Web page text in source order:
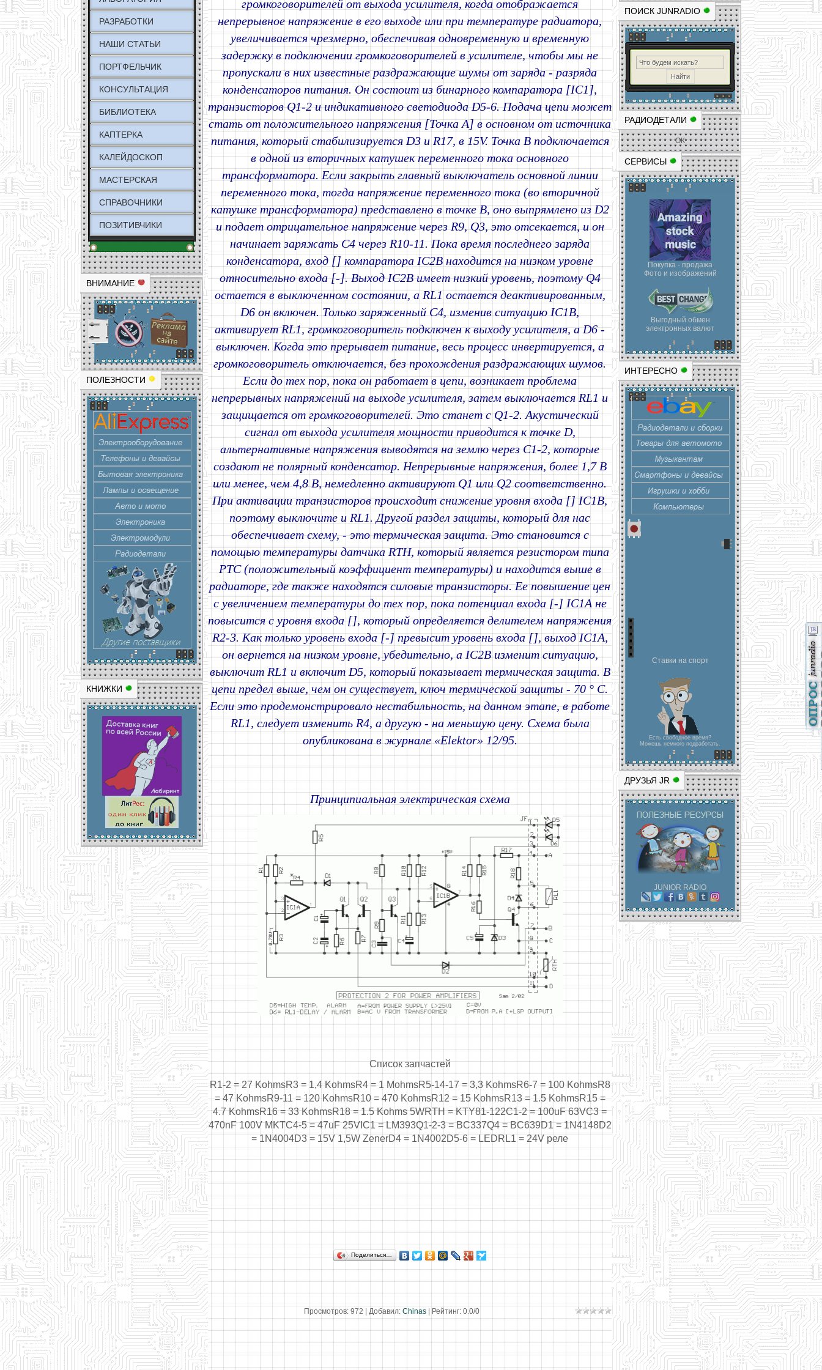
РАЗРАБОТКИ
НАШИ СТАТЬИ
ПОРТФЕЛЬЧИК
КОНСУЛЬТАЦИЯ
БИБЛИОТЕКА
КАПТЕРКА
КАЛЕЙДОСКОП
МАСТЕРСКАЯ
СПРАВОЧНИКИ
ПОЗИТИВЧИКИ
ВНИМАНИЕ
ПОЛЕЗНОСТИ
КНИЖКИ
ПОИСК JUNRADIO
РАДИОДЕТАЛИ
ОК
СЕРВИСЫ
Покупка - продажа
Фото и изображений
Выгодный обмен
электронных валют
ИНТЕРЕСНО
Ставки на спорт
Есть свободное время?
Можешь немного подработать.
ДРУЗЬЯ JR
JUNIOR RADIO
громкоговорителей от выхода усилителя, когда отображается
непрерывное напряжение в его выходе или при температуре радиатора,
увеличивается чрезмерно, обеспечивая одновременную и временную
задержку в подключении громкоговорителей в усилителе, чтобы мы не
пропускали в них известные раздражающие шумы от заряда - разряда
конденсаторов питания. Он состоит из бинарного компаратора [IC1],
транзисторов Q1-2 и индикативного светодиода D5-6. Подача цепи может
стать от положительного напряжения [Точка A] в основном от источника
питания, который стабилизируется D3 и R17, в 15V. Точка B подключается
в одной из вторичных катушек переменного тока основного
трансформатора. Если закрыть главный выключатель основной линии
переменного тока, тогда напряжение переменного тока (во вторичной
катушке трансформатора) представлено в точке B, оно выпрямлено из D2
и подает отрицательное напряжение через R9, Q3, это отсекается, и он
начинает заряжать C4 через R10-11. Пока время последнего заряда
конденсатора, вход [] компаратора IC2B находится на низком уровне
относительно входа [-]. Выход IC2B имеет низкий уровень, поэтому Q4
остается в выключенном состоянии, а RL1 остается деактивированным,
D6 он включен. Только заряженный C4, изменив ситуацию IC1B,
активирует RL1, громкоговоритель подключен к выходу усилителя, а D6 -
выключен. Когда это прерывает питание, весь процесс инвертируется, а
громкоговоритель отключается, без прохождения раздражающих шумов.
Если до тех пор, пока он работает в цепи, возникает проблема
непрерывных напряжений на выходе усилителя, затем выключается RL1 и
защищается от громкоговорителей. Это станет с Q1-2. Акустический
сигнал от выхода усилителя мощности приводится к точке D,
альтернативные напряжения выводятся на землю через C1-2, которые
создают не полярный конденсатор. Непрерывные напряжения, более 1,7 В
или менее, чем 4,8 В, немедленно активируют Q1 или Q2 соответственно.
При активации транзисторов происходит снижение уровня входа [] IC1B,
поэтому выключите и RL1. Другой раздел защиты, который для нас
обеспечивает схему, - это термическая защита. Это становится с
помощью температуры датчика RTH, который является резистором типа
PTC (положительный коэффициент температуры) и находится выше в
радиаторе, где также находятся силовые транзисторы. Ее повышение цен
с увеличением температуры до тех пор, пока потенциал входа [-] IC1A не
повысится с уровня входа [], который определяется делителем напряжения
R2-3. Как только уровень входа [-] превысит уровень входа [], выход IC1A,
он вернется на низком уровне, убедительно, а IC2B изменит ситуацию,
выключит RL1 и включит D5, который показывает термическая защита. В
цепи предел выше, чем он существует, ключ термической защиты - 70 ° C.
Если это продемонстрировало нестабильность, на данном этапе, в работе
RL1, следует изменить R4, а другую - на меньшую цену. Схема была
опубликована в журнале «Elektor» 12/95.
Принципиальная электрическая схема
Список запчастей
R1-2 = 27 KohmsR3 = 1,4 KohmsR4 = 1 MohmsR5-14-17 = 3,3 KohmsR6-7 = 100 KohmsR8
= 47 KohmsR9-11 = 120 KohmsR10 = 470 KohmsR12 = 15 KohmsR13 = 1.5 KohmsR15 =
4.7 KohmsR16 = 33 KohmsR18 = 1.5 Kohms 5WRTH = KTY81-122C1-2 = 100uF 63VC3 =
470nF 100V MKTC4-5 = 47uF 25VIC1 = LM393Q1-2-3 = BC337Q4 = BC639D1 = 1N4148D2
= 1N4004D3 = 15V 1,5W ZenerD4 = 1N4002D5-6 = LEDRL1 = 24V реле
Поделиться…
Просмотров: 972 Добавил: Chinas Рейтинг: 0.0/0